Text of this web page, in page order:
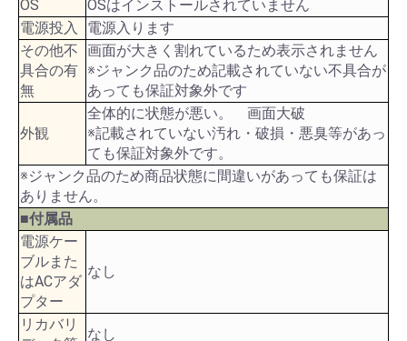
OS
OSはインストールされていません
電源投入
電源入ります
その他不
具合の有
無
画面が大きく割れているため表示されません
※ジャンク品のため記載されていない不具合が
あっても保証対象外です
外観
全体的に状態が悪い。 画面大破
※記載されていない汚れ・破損・悪臭等があっ
ても保証対象外です。
※ジャンク品のため商品状態に間違いがあっても保証は
ありません。
■付属品
電源ケー
ブルまた
はACアダ
プター
なし
リカバリ
なし